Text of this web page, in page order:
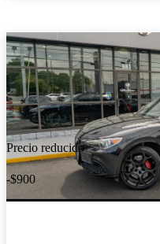
Precio reducido
-$900